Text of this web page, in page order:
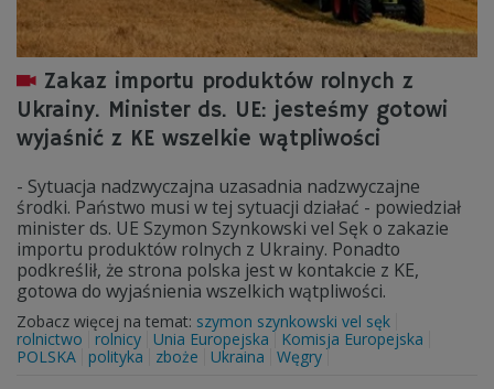
Zakaz importu produktów rolnych z
Ukrainy. Minister ds. UE: jesteśmy gotowi
wyjaśnić z KE wszelkie wątpliwości
- Sytuacja nadzwyczajna uzasadnia nadzwyczajne
środki. Państwo musi w tej sytuacji działać - powiedział
minister ds. UE Szymon Szynkowski vel Sęk o zakazie
importu produktów rolnych z Ukrainy. Ponadto
podkreślił, że strona polska jest w kontakcie z KE,
gotowa do wyjaśnienia wszelkich wątpliwości.
Zobacz więcej na temat: szymon szynkowski vel sęk
rolnictwo
rolnicy Unia Europejska
Komisja Europejska
POLSKA
polityka zboże Ukraina Węgry